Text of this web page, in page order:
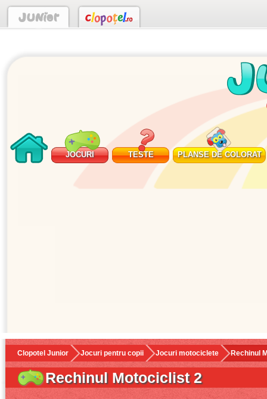
JOCURI TESTE PLANSE DE COLORAT
Clopotel Junior Jocuri pentru copii Jocuri motociclete Rechinul
Rechinul Motociclist 2